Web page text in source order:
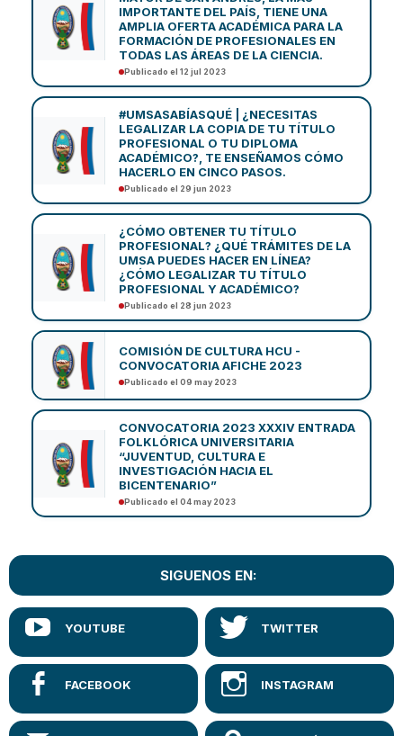
IMPORTANTE DEL PAÍS, TIENE UNA
AMPLIA OFERTA ACADÉMICA PARA LA
FORMACIÓN DE PROFESIONALES EN
TODAS LAS ÁREAS DE LA CIENCIA.
Publicado el 12 jul 2023
#UMSASABÍASQUÉ | ¿NECESITAS
LEGALIZAR LA COPIA DE TU TÍTULO
PROFESIONAL O TU DIPLOMA
ACADÉMICO?, TE ENSEÑAMOS CÓMO
HACERLO EN CINCO PASOS.
Publicado el 29 jun 2023
¿CÓMO OBTENER TU TÍTULO
PROFESIONAL? ¿QUÉ TRÁMITES DE LA
UMSA PUEDES HACER EN LÍNEA?
¿CÓMO LEGALIZAR TU TÍTULO
PROFESIONAL Y ACADÉMICO?
Publicado el 28 jun 2023
COMISIÓN DE CULTURA HCU -
CONVOCATORIA AFICHE 2023
Publicado el 09 may 2023
CONVOCATORIA 2023 XXXIV ENTRADA
FOLKLÓRICA UNIVERSITARIA
“JUVENTUD, CULTURA E
INVESTIGACIÓN HACIA EL
BICENTENARIO”
Publicado el 04 may 2023
SIGUENOS EN: